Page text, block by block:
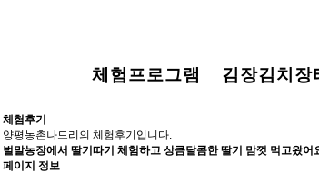
체험프로그램 김장김치장
체험후기
양평농촌나드리의 체험후기입니다.
벌말농장에서 딸기따기 체험하고 상큼달콤한 딸기 맘껏 먹고왔어
페이지 정보